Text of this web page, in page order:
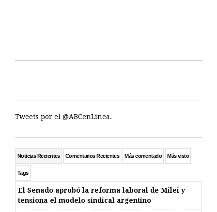
Tweets por el @ABCenLinea.
Noticias Recientes Comentarios Recientes Más comentado Más visto
Tags
El Senado aprobó la reforma laboral de Milei y
tensiona el modelo sindical argentino